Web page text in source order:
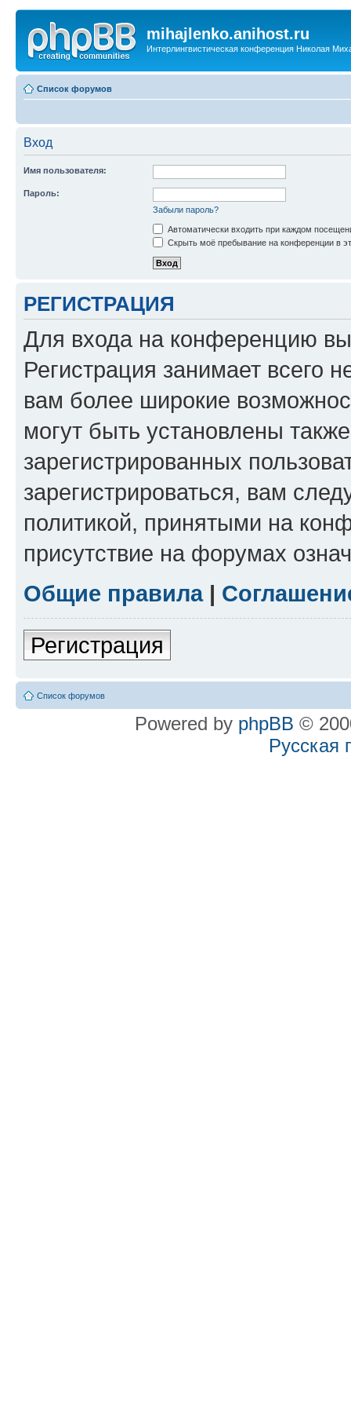
mihajlenko.anihost.ru
Интерлингвистическая конференция Николая
Список форумов
Вход
Имя пользователя:
Пароль:
Забыли пароль?
Автоматически входить при каждом
Скрыть моё пребывание на конференции в
РЕГИСТРАЦИЯ
Для входа на конференцию
Регистрация занимает всего
вам более широкие
могут быть установлены
зарегистрированных
зарегистрироваться, вам
политикой, принятыми на
присутствие на форумах
Общие правила|
Регистрация
Список форумов
Powered by phpBB ©
Русская